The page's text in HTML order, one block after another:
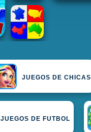
JUEGOS DE CHICAS
JUEGOS DE FUTBOL